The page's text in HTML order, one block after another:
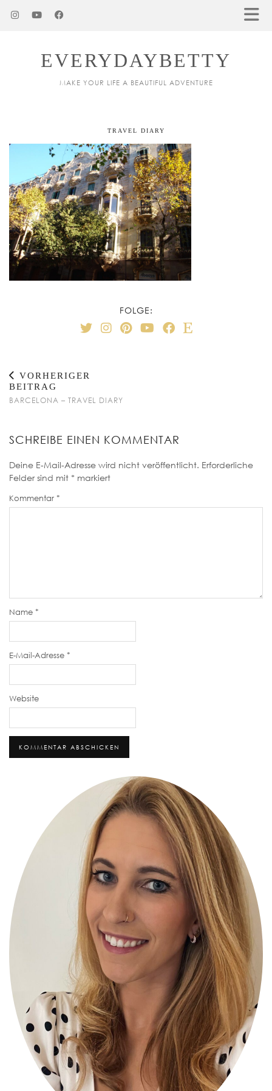
EVERYDAYBETTY
MAKE YOUR LIFE A BEAUTIFUL ADVENTURE
TRAVEL DIARY
FOLGE:
VORHERIGER
BEITRAG
BARCELONA – TRAVEL DIARY
SCHREIBE EINEN KOMMENTAR
Deine E-Mail-Adresse wird nicht veröffentlicht. Erforderliche
Felder sind mit * markiert
Kommentar *
Name *
E-Mail-Adresse *
Website